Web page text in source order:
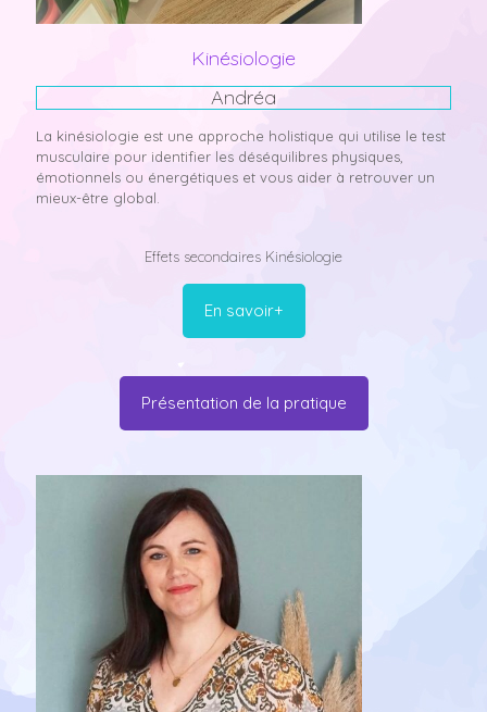
Kinésiologie
Andréa
La kinésiologie est une approche holistique qui utilise le test
musculaire pour identifier les déséquilibres physiques,
émotionnels ou énergétiques et vous aider à retrouver un
mieux-être global.
Effets secondaires Kinésiologie
En savoir+
Présentation de la pratique